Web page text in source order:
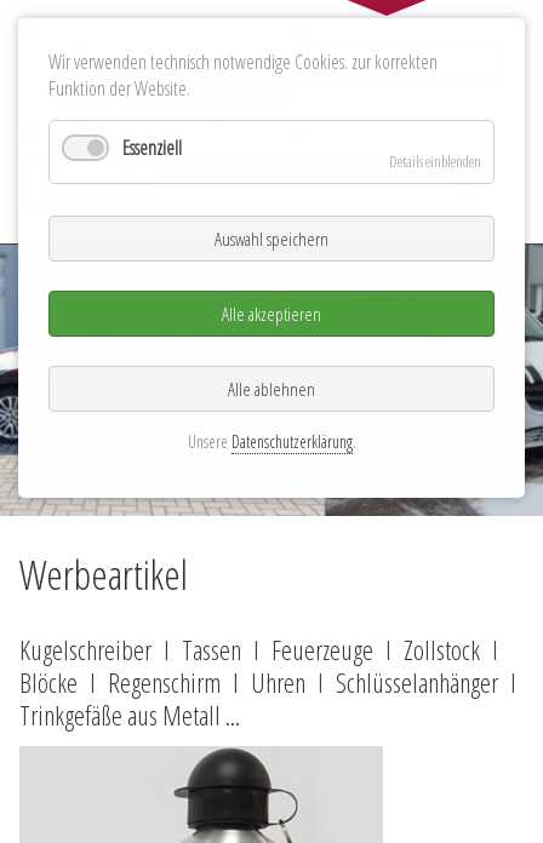
Suchbegriffe
Zielseite
Werbeartikel
Kugelschreiber I Tassen I Feuerzeuge I Zollstock I
Blöcke I Regenschirm I Uhren I Schlüsselanhänger I
Trinkgefäße aus Metall ...
Wir verwenden technisch notwendige Cookies. zur korrekten
Funktion der Website.
Essenziell Details einblenden
Auswahl speichern
Alle akzeptieren
Alle ablehnen
Unsere Datenschutzerklärung.